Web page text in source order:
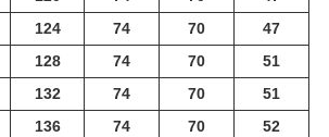
124 74 70
47
128 74 70
51
132 74 70
51
136 74 70 52